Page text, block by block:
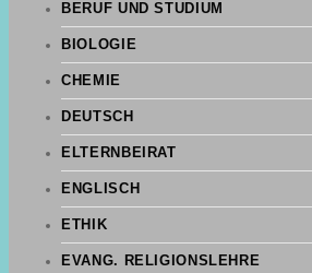
BERUF UND STUDIUM
BIOLOGIE
CHEMIE
DEUTSCH
ELTERNBEIRAT
ENGLISCH
ETHIK
EVANG. RELIGIONSLEHRE